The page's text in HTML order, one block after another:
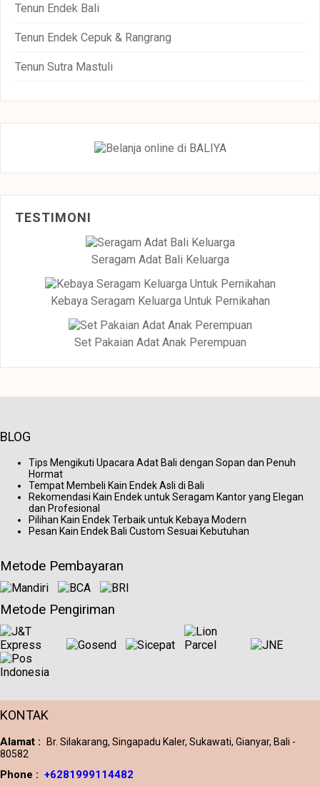
Tenun Endek Bali
Tenun Endek Cepuk & Rangrang
Tenun Sutra Mastuli
TESTIMONI
Seragam Adat Bali Keluarga
Kebaya Seragam Keluarga Untuk Pernikahan
Set Pakaian Adat Anak Perempuan
BLOG
Tips Mengikuti Upacara Adat Bali dengan Sopan dan Penuh
Hormat
Tempat Membeli Kain Endek Asli di Bali
Rekomendasi Kain Endek untuk Seragam Kantor yang Elegan
dan Profesional
Pilihan Kain Endek Terbaik untuk Kebaya Modern
Pesan Kain Endek Bali Custom Sesuai Kebutuhan
Metode Pembayaran
Metode Pengiriman
KONTAK
Alamat :
Br. Silakarang, Singapadu Kaler, Sukawati, Gianyar, Bali -
80582
Phone : +6281999114482